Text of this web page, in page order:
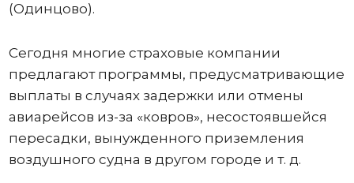
(Одинцово).
Сегодня многие страховые компании
предлагают программы, предусматривающие
выплаты в случаях задержки или отмены
авиарейсов из-за «ковров», несостоявшейся
пересадки, вынужденного приземления
воздушного судна в другом городе и т. д.